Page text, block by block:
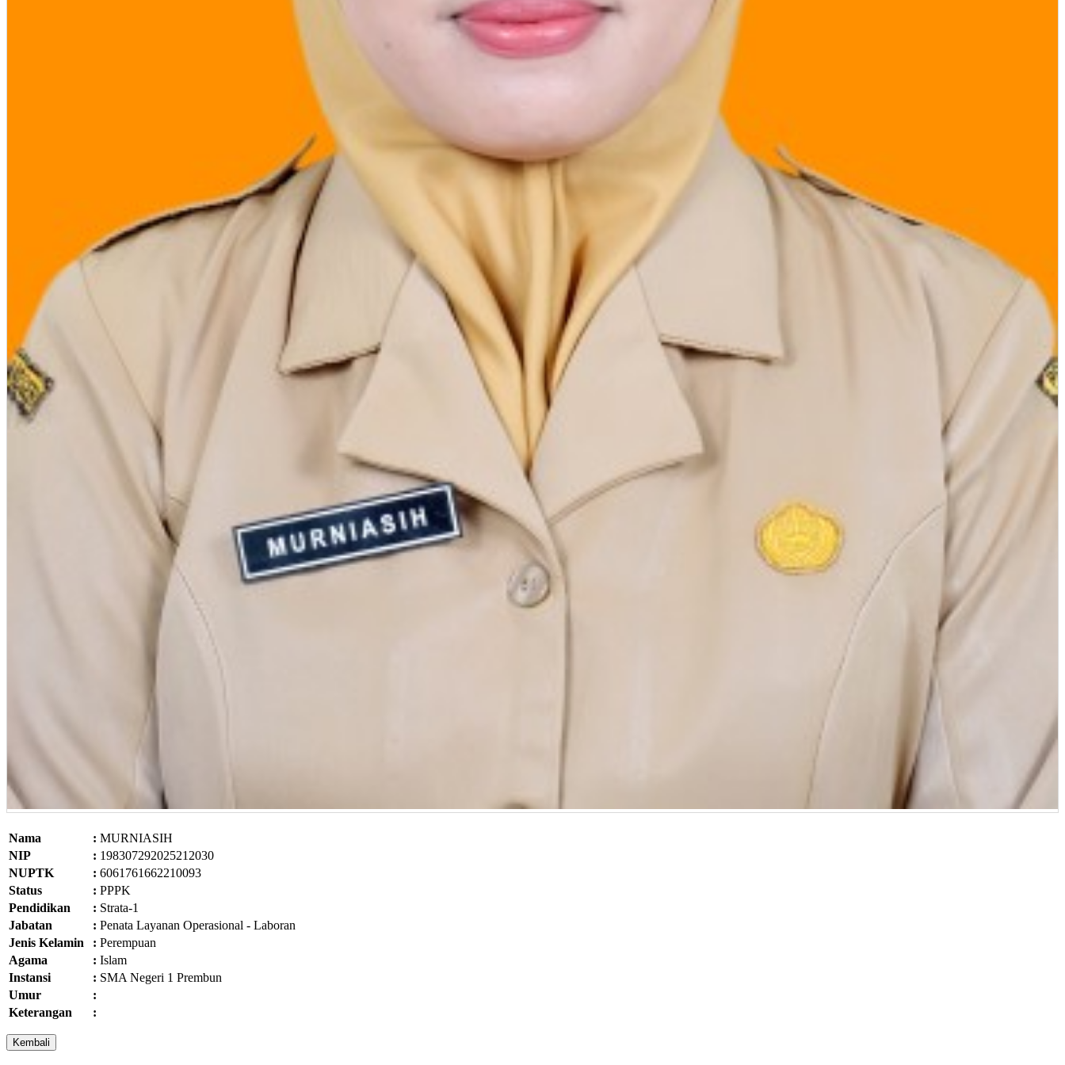
Nama : MURNIASIH
NIP
: 198307292025212030
NUPTK
: 6061761662210093
Status
: PPPK
Pendidikan
: Strata-1
Jabatan
: Penata Layanan Operasional - Laboran
Jenis Kelamin
: Perempuan
Agama
: Islam
Instansi
: SMA Negeri 1 Prembun
Umur
:
Keterangan
: